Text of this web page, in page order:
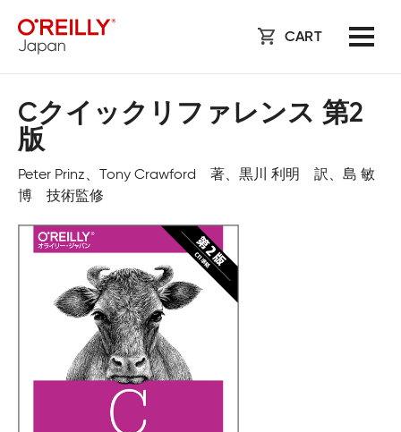
CART
Cクイックリファレンス 第2
版
Peter Prinz、Tony Crawford 著、黒川 利明 訳、島 敏
博 技術監修